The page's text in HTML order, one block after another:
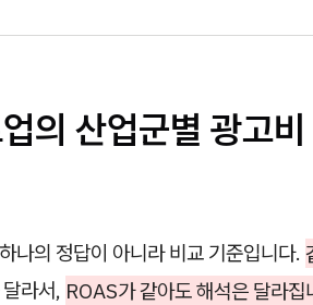
의 산업군별 광고
나의 정답이 아니라 비교 기준입니다.
달라서, ROAS가 같아도 해석은 달라집